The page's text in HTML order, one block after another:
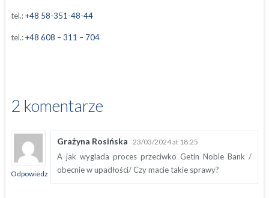
tel.:+48 58-351-48-44
tel.:+48 608 – 311 – 704
2 komentarze
Grażyna Rosińska 23/03/2024 at 18:25
A jak wyglada proces przeciwko Getin Noble Bank /
obecnie w upadłości/ Czy macie takie sprawy?
Odpowiedz